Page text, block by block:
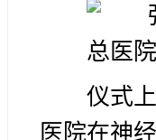
仪式
医院在神